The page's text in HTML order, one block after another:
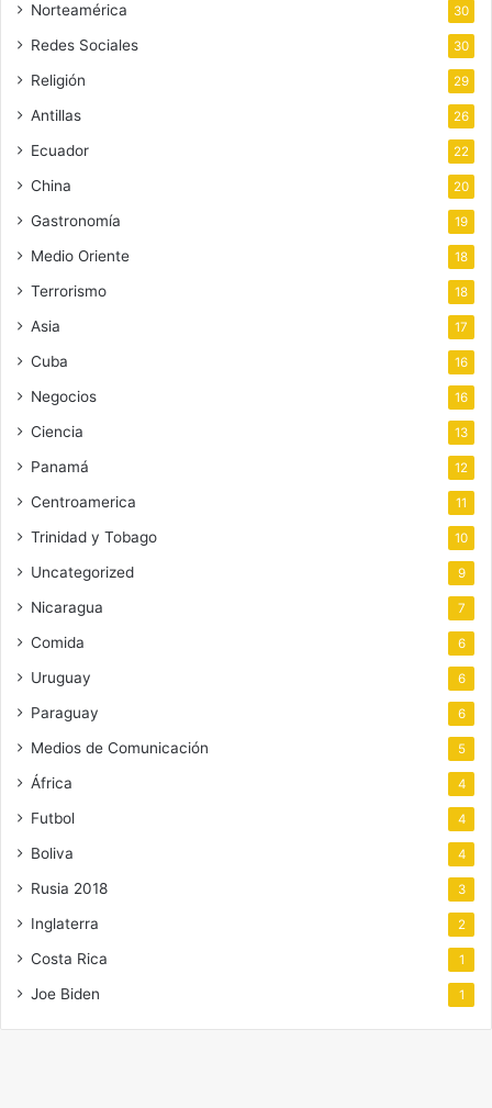
Norteamérica 30
Redes Sociales 30
Religión 29
Antillas 26
Ecuador 22
China 20
Gastronomía 19
Medio Oriente 18
Terrorismo 18
Asia 17
Cuba 16
Negocios 16
Ciencia 13
Panamá 12
Centroamerica 11
Trinidad y Tobago 10
Uncategorized 9
Nicaragua 7
Comida 6
Uruguay 6
Paraguay 6
Medios de Comunicación 5
África 4
Futbol 4
Boliva 4
Rusia 2018 3
Inglaterra 2
Costa Rica 1
Joe Biden 1